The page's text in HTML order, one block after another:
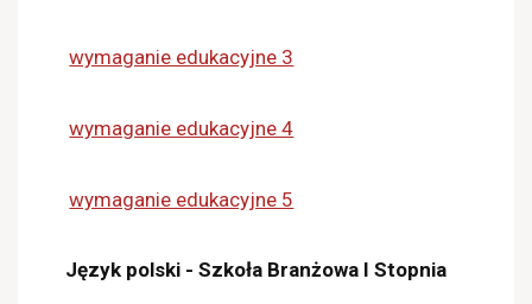
wymaganie edukacyjne 3
wymaganie edukacyjne 4
wymaganie edukacyjne 5
Język polski - Szkoła Branżowa I Stopnia